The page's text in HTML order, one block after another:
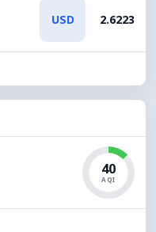
USD 2.6223
40
AQI